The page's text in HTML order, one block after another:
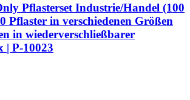
Pflasterset Industrie/Handel (100
Pflaster in verschiedenen Größen
in wiederverschließbarer
| P-10023